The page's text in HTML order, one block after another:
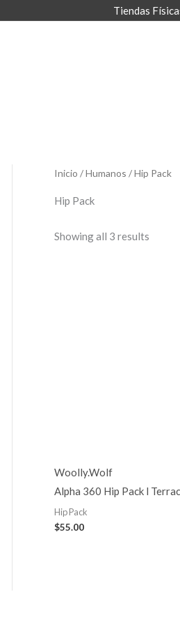
Tiendas
Inicio /Humanos / Hip Pack
Hip Pack
Showing all 3 results
Woolly.Wolf
Alpha 360 Hip Pack l
Hip Pack
$55.00